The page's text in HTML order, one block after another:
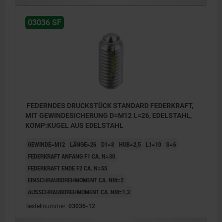
03036 SF
FEDERNDES DRUCKSTÜCK STANDARD FEDERKRAFT,
MIT GEWINDESICHERUNG D=M12 L=26, EDELSTAHL,
KOMP:KUGEL AUS EDELSTAHL
GEWINDE=M12 LÄNGE=26 D1=8 HUB=2,5 L1=10
S=6
FEDERKRAFT ANFANG F1 CA. N=30
FEDERKRAFT ENDE F2 CA. N=55
EINSCHRAUBDREHMOMENT CA. NM=2
AUSSCHRAUBDREHMOMENT CA. NM=1,3
Bestellnummer: 03036-12